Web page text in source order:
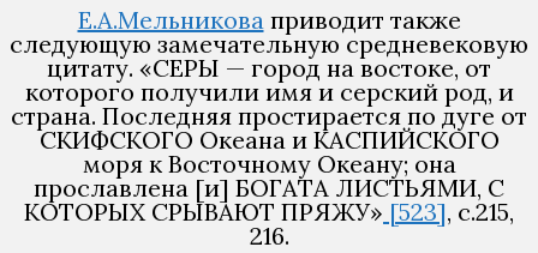
Е.А.Мельниковаприводит также
следующую замечательную средневековую
цитату. «СЕРЫ — город на востоке, от
которого получили имя и серский род, и
страна. Последняя простирается по дуге от
СКИФСКОГО Океана и КАСПИЙСКОГО
моря к Восточному Океану; она
прославлена [и] БОГАТА ЛИСТЬЯМИ, С
КОТОРЫХ СРЫВАЮТ ПРЯЖУ» [523], с.215,
216.